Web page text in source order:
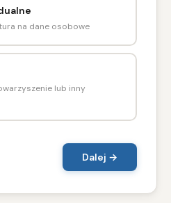
na dane osobowe
lub inny
Dalej →